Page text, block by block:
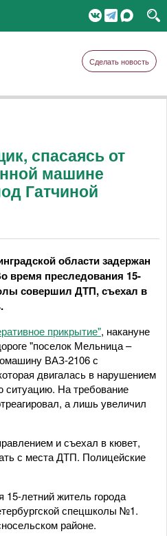
Сделать новость
спасаясь от
машине
Гатчиной
области задержан
преследования 15-
совершил ДТП, съехал в
прикрытие", накануне
"поселок Мельница –
ВАЗ-2106 с
двигалась в нарушением
На требование
а лишь увеличил
и съехал в кювет,
с места ДТП. Полицейские
летний житель города
спецшколы №1.
районе.